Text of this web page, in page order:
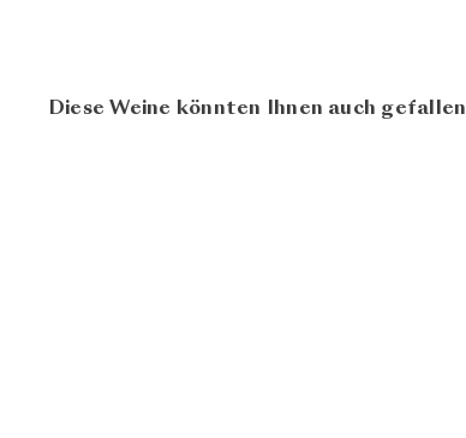
Diese Weine könnten Ihnen auch gefallen